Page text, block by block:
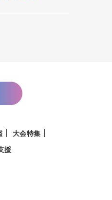
大会特集
援